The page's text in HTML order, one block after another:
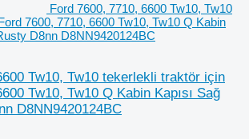
Ford 7600, 7710, 6600 Tw10, Tw10
7600, 7710, 6600 Tw10, Tw10 Q Kabin
D8nn D8NN9420124BC
Tw10, Tw10 tekerlekli traktör için
Tw10, Tw10 Q Kabin Kapısı Sağ
D8NN9420124BC